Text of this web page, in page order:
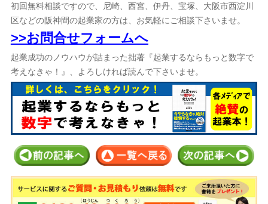
初回無料相談ですので、尼崎、西宮、伊丹、宝塚、大阪市西淀川
区などの阪神間の起業家の方は、お気軽にご相談下さいませ。
>>お問合せフォームへ
起業成功のノウハウが詰まった拙著『起業するならもっと数字で
考えなきゃ！』、よろしければ読んで下さいませ。